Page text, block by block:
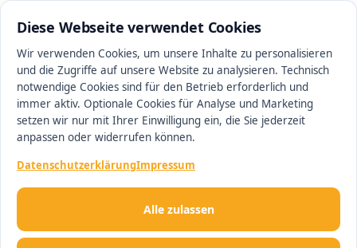
Diese Webseite verwendet Cookies
Wir verwenden Cookies, um unsere Inhalte zu personalisieren
und die Zugriffe auf unsere Website zu analysieren. Technisch
notwendige Cookies sind für den Betrieb erforderlich und
immer aktiv. Optionale Cookies für Analyse und Marketing
setzen wir nur mit Ihrer Einwilligung ein, die Sie jederzeit
anpassen oder widerrufen können.
DatenschutzerklärungImpressum
Alle zulassen